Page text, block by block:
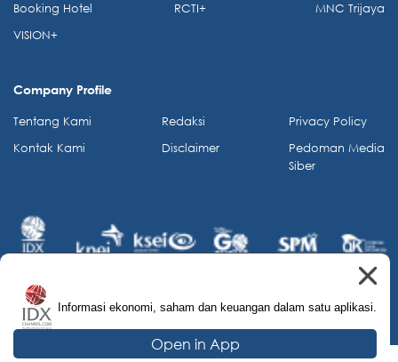
Informasi ekonomi, saham dan keuangan dalam satu aplikasi.
Open in App
Booking Hotel
VISION+
RCTI+
MNC Trijaya
Company Profile
Tentang Kami
Kontak Kami
Redaksi
Disclaimer
Privacy Policy
Pedoman Media
Siber
© 2026 IDX Channel. All Rights Reserved.